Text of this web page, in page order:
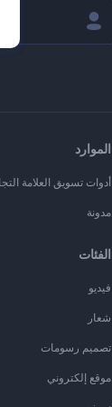
الموارد
أدوات تسويق العلامة
مدونة
الفئات
فيديو
شعار
تصميم رسومات
موقع إلكتروني